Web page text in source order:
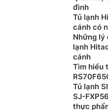
đình
Tủ lạnh
cánh có
Những lý
lạnh
cánh
Tìm hiểu
Tủ lạnh
SJ-
thực